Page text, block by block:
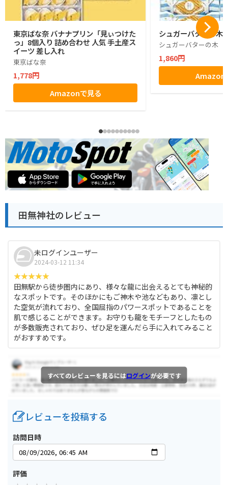
東京ばな奈 バナナプリン「見ぃつけた
っ」8個入り 詰め合わせ 人気 手土産ス
イーツ 差し入れ
東京ばな奈
1,778円
Amazonで見る
シュガーバターの木
シュガーバターの木
1,860円
Amazon
田無神社のレビュー
未ログインユーザー
2024-03-12 11:34
田無駅から徒歩圏内にあり、様々な龍に出会えるとても神秘的
なスポットです。そのほかにもご神木や池などもあり、凛とし
た空気が流れており、全国屈指のパワースポットであることを
肌で感じることができます。お守りも龍をモチーフとしたもの
が多数販売されており、ぜひ足を運んだら手に入れてみること
がおすすめです。
すべてのレビューを見るにはログインが必要です
レビューを投稿する
訪問日時
評価